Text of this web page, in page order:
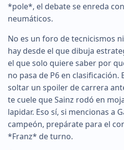
*pole*, el debate se enreda
neumáticos.
No es un foro de tecnicismos
hay desde el que dibuja
el que solo quiere saber por
no pasa de P6 en clasificación.
soltar un spoiler de carrera
te cuele que Sainz rodó en
lapidar. Eso sí, si mencionas a
campeón, prepárate para el
*Franz* de turno.